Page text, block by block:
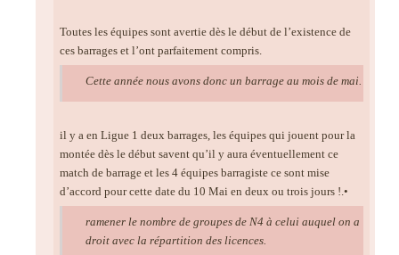
Toutes les équipes sont avertie dès le début de l’existence de
ces barrages et l’ont parfaitement compris.
Cette année nous avons donc un barrage au mois de mai.
il y a en Ligue 1 deux barrages, les équipes qui jouent pour la
montée dès le début savent qu’il y aura éventuellement ce
match de barrage et les 4 équipes barragiste ce sont mise
d’accord pour cette date du 10 Mai en deux ou trois jours !.•
ramener le nombre de groupes de N4 à celui auquel on a
droit avec la répartition des licences.